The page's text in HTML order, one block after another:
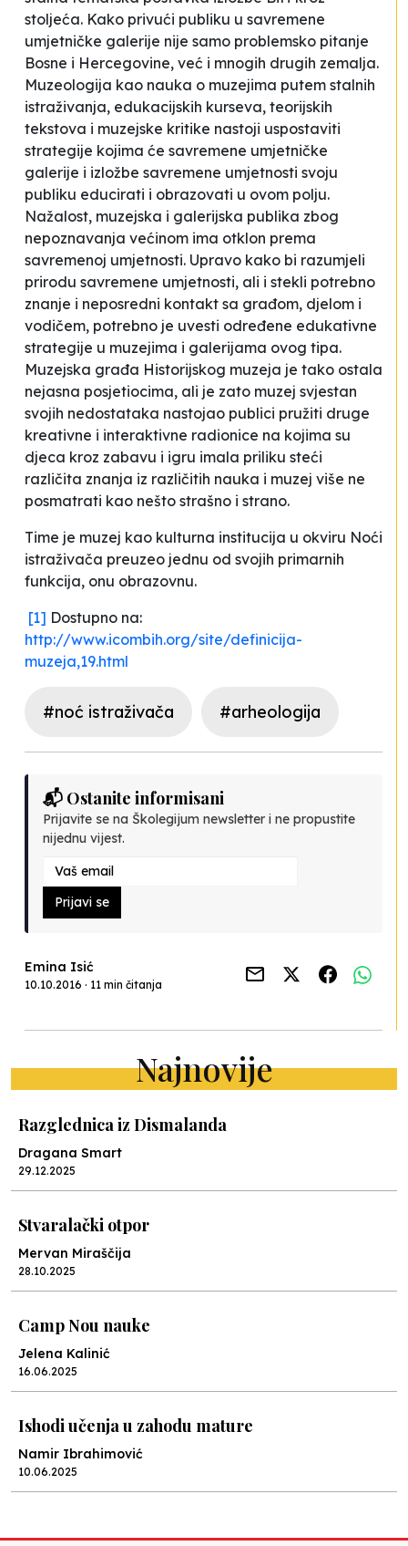
stoljeća. Kako privući publiku u savremene
umjetničke galerije nije samo problemsko pitanje
Bosne i Hercegovine, već i mnogih drugih zemalja.
Muzeologija kao nauka o muzejima putem stalnih
istraživanja, edukacijskih kurseva, teorijskih
tekstova i muzejske kritike nastoji uspostaviti
strategije kojima će savremene umjetničke
galerije i izložbe savremene umjetnosti svoju
publiku educirati i obrazovati u ovom polju.
Nažalost, muzejska i galerijska publika zbog
nepoznavanja većinom ima otklon prema
savremenoj umjetnosti. Upravo kako bi razumjeli
prirodu savremene umjetnosti, ali i stekli potrebno
znanje i neposredni kontakt sa građom, djelom i
vodičem, potrebno je uvesti određene edukativne
strategije u muzejima i galerijama ovog tipa.
Muzejska građa Historijskog muzeja je tako ostala
nejasna posjetiocima, ali je zato muzej svjestan
svojih nedostataka nastojao publici pružiti druge
kreativne i interaktivne radionice na kojima su
djeca kroz zabavu i igru imala priliku steći
različita znanja iz različitih nauka i muzej više ne
posmatrati kao nešto strašno i strano.
Time je muzej kao kulturna institucija u okviru Noći
istraživača preuzeo jednu od svojih primarnih
funkcija, onu obrazovnu.
[1] Dostupno na:
http://www.icombih.org/site/definicija-
muzeja,19.html
#noć istraživača #arheologija
📬 Ostanite informisani
Prijavite se na Školegijum newsletter i ne propustite
nijednu vijest.
Prijavi se
Emina Isić
10.10.2016 · 11 min čitanja
Najnovije
Razglednica iz Dismalanda
Dragana Smart
29.12.2025
Stvaralački otpor
Mervan Miraščija
28.10.2025
Camp Nou nauke
Jelena Kalinić
16.06.2025
Ishodi učenja u zahodu mature
Namir Ibrahimović
10.06.2025